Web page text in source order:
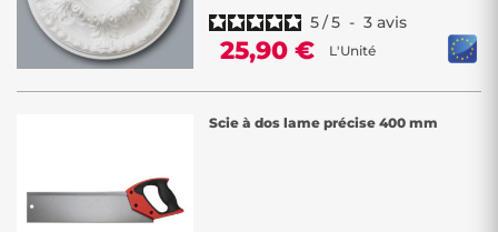
5/5 - 3 avis
25,90 € L'Unité
Scie à dos lame précise 400 mm